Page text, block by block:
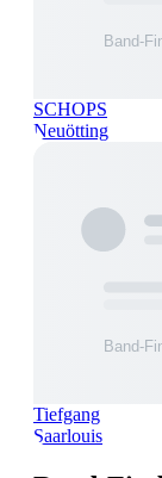
SCHOPS
Neuötting
Tiefgang
Saarlouis